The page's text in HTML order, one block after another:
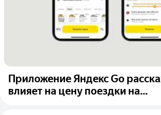
Приложение Яндекс Go
влияет на цену поездки на...